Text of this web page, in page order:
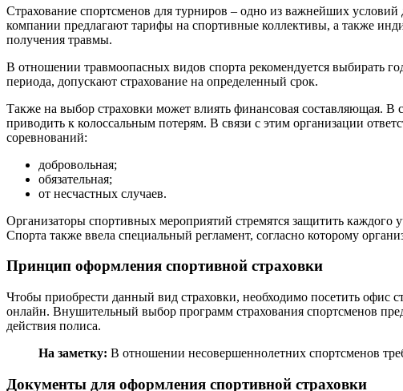
Страхование спортсменов для турниров – одно из важнейших условий
компании предлагают тарифы на спортивные коллективы, а также
получения травмы.
В отношении травмоопасных видов спорта рекомендуется выбирать
периода, допускают страхование на определенный срок.
Также на выбор страховки может влиять финансовая составляющая.
приводить к колоссальным потерям. В связи с этим организации
соревнований:
добровольная;
обязательная;
от несчастных случаев.
Организаторы спортивных мероприятий стремятся защитить каждого
Спорта также ввела специальный регламент, согласно которому
Принцип оформления спортивной страховки
Чтобы приобрести данный вид страховки, необходимо посетить офис
онлайн. Внушительный выбор программ страхования спортсменов
действия полиса.
На заметку: В отношении несовершеннолетних спортсменов
Документы для оформления спортивной страховки